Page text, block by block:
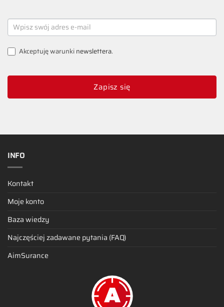
NEWSLETTER
SIGNUP
Akceptuję warunkinewslettera.
Zapisz się
INFO
Kontakt
Moje konto
Baza wiedzy
Najczęściej zadawane pytania (FAQ)
AimSurance